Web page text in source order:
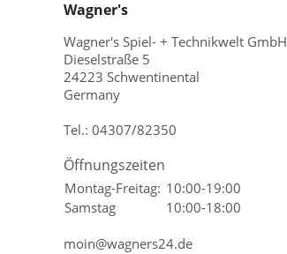
Wagner's
Wagner's Spiel- + Technikwelt GmbH
Dieselstraße 5
24223 Schwentinental
Germany
Tel.: 04307/82350
Öffnungszeiten
Montag-Freitag: 10:00-19:00
Samstag
10:00-18:00
moin@wagners24.de